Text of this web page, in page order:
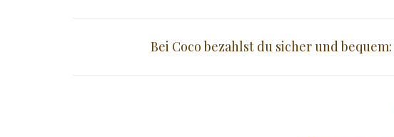
Bei Coco bezahlst du sicher und bequem: